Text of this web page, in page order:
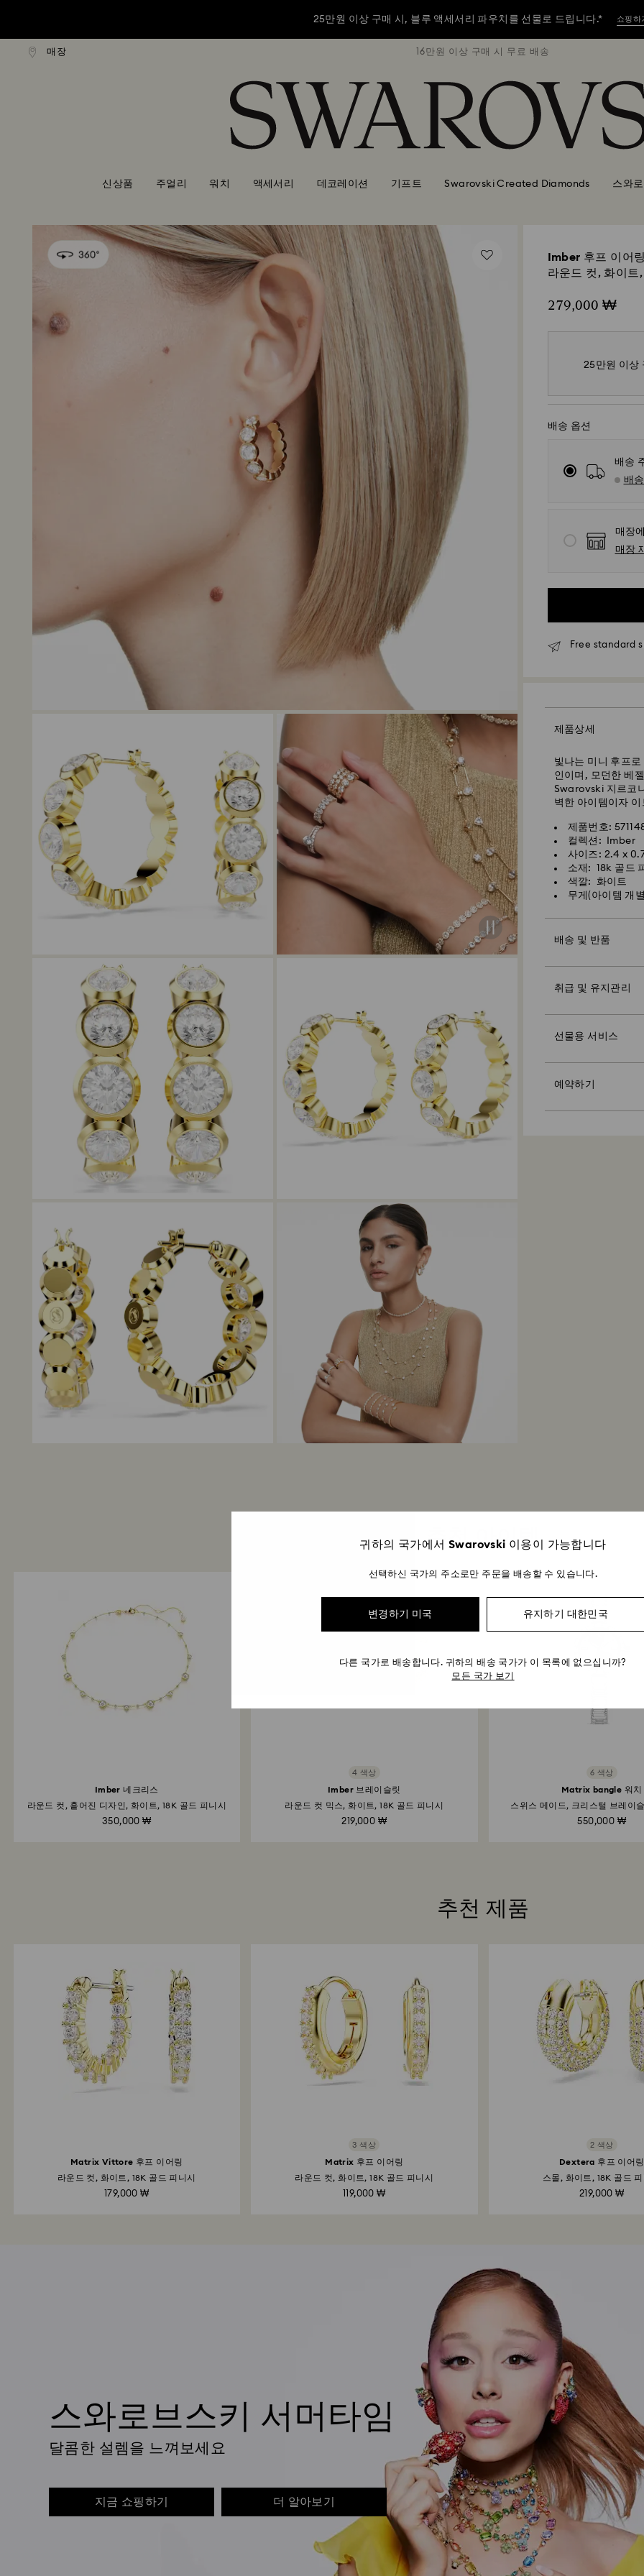
25만원 이상 구매 시, 블루 액세서리 파우치를 선물로 드립니다.* 쇼핑하
25만원 이상 구매 시, 블루 액세서리 파우치를 선물로 드립니다.*
25만원 이상 구매 시, 블루 액세서리 파우치를 선물로 드립니다.* 쇼핑하
Accesskeys list
매장
원 이상 구매 시 무료 배송 16만원 이상 구매 시 무료 배송
신상품 주얼리 워치 액세서리 데코레이션 기프트 Swarovski Created Diamonds 스와
Imber 후프 이어링
라운드 컷, 화이트,
279,000 ₩
25만원 이상
배송 옵션
배송
배
매장
매장
Free standard
제품상세
빛나는 미니 후프
인이며, 모던한 베
Swarovski 지르코
벽한 아이템이자
제품번호:
컬렉션: Imber
사이즈: 2.4 x
소재: 18k 골드
색깔: 화이트
무게(아이템 개
배송 및 반품
월요일~금요일 오
표준 배송 기간: 처
무료 표준 배송 기
특급 배송 – 일양
특급 배송은 일부
영업일 기준 1-2일
배송 소요 시간: 1-2
특급 배송비: 8,000
주말 및 공휴일 주
말씀드린 마지막
Swarovski는 어떠
당사는 공휴일에
Swarovski는 모든
취급 및 유지관리
스와로브스키 크리
취급해야 합니다.
면 다음을 준수하여
주얼리 & 워치:
다.
물에 닿지 않도록
스프레이, 비누, 로
크리스털에 긁힘이
입상 및 장식품:
보풀이 없는 부드
강력한 마모성 물
선물용 서비스
프리미엄 브랜드
참고:
시지 카드를 추가하
지속가능성:
예약하기
매장 방문을 예약
보거나, 개성 있는
트의 도움을 받아
추천 아이템
Imber 네크리스
라운드 컷, 흩어진 디자인, 화이트, 18K 골드 피니시
350,000 ₩
4 색상
Imber 브레이슬릿
라운드 컷 믹스, 화이트, 18K 골드 피니시
219,000 ₩
6 색상
Matrix bangle 워치
스위스 메이드, 크리스털 브레이
550,000 ₩
추천 제품
Matrix Vittore 후프 이어링
라운드 컷, 화이트, 18K 골드 피니시
179,000 ₩
3 색상
Matrix 후프 이어링
라운드 컷, 화이트, 18K 골드 피니시
119,000 ₩
2 색상
Dextera 후프 이어링
스몰, 화이트, 18K 골드 피
219,000 ₩
스와로브스키 서머타임
달콤한 설렘을 느껴보세요
지금 쇼핑하기 더 알아보기
귀하의 국가에서 Swarovski 이용이 가능합니다
선택하신 국가의 주소로만 주문을 배송할 수 있습니다.
변경하기 미국 유지하기 대한민국
다른 국가로 배송합니다. 귀하의 배송 국가가 이 목록에 없으십니까?
모든 국가 보기